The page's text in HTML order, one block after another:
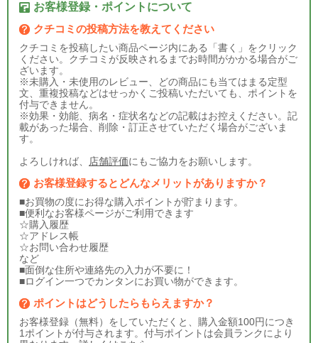
お客様登録・ポイントについて
クチコミの投稿方法を教えてください
クチコミを投稿したい商品ページ内にある「書く」をクリック
ください。クチコミが反映されるまでお時間がかかる場合がご
ざいます。
※未購入・未使用のレビュー、どの商品にも当てはまる定型
文、重複投稿などはせっかくご投稿いただいても、ポイントを
付与できません。
※効果・効能、病名・症状名などの記載はお控えください。記
載があった場合、削除・訂正させていただく場合がございま
す。
よろしければ、
店舗評価にもご協力をお願いします。
お客様登録するとどんなメリットがありますか？
■お買物の度にお得な購入ポイントが貯まります。
■便利なお客様ページがご利用できます
☆購入履歴
☆アドレス帳
☆お問い合わせ履歴
など
■面倒な住所や連絡先の入力が不要に！
■ログイン一つでカンタンにお買い物ができます。
ポイントはどうしたらもらえますか？
お客様登録（無料）をしていただくと、購入金額100円につき
1ポイントが付与されます。付与ポイントは会員ランクにより